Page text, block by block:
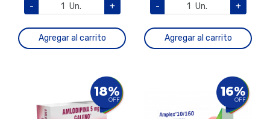
-
Un. +
Agregar al carrito
-
Un. +
Agregar al carrito
18%
OFF
16%
OFF